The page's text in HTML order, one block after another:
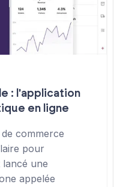
: l'application
en ligne
commerce
pour
lancé une
appelée